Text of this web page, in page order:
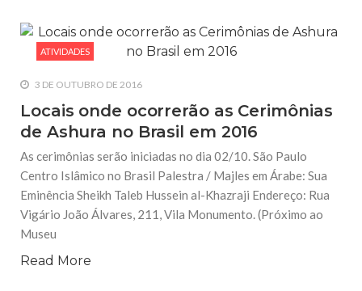
ATIVIDADES
3 DE OUTUBRO DE 2016
Locais onde ocorrerão as Cerimônias
de Ashura no Brasil em 2016
As cerimônias serão iniciadas no dia 02/10. São Paulo
Centro Islâmico no Brasil Palestra / Majles em Árabe: Sua
Eminência Sheikh Taleb Hussein al-Khazraji Endereço: Rua
Vigário João Álvares, 211, Vila Monumento. (Próximo ao
Museu
Read More